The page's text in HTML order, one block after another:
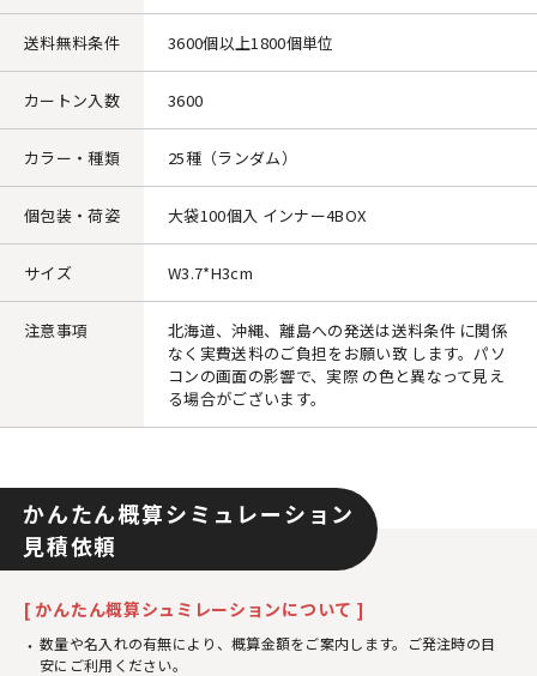
送料無料条件 3600個以上1800個単位
カートン入数 3600
カラー・種類 25種（ランダム）
個包装・荷姿 大袋100個入 インナー4BOX
サイズ W3.7*H3cm
注意事項
北海道、沖縄、離島への発送は送料条件 に関係
なく実費送料のご負担をお願い致 します。パソ
コンの画面の影響で、実際 の色と異なって見え
る場合がございます。
かんたん概算シミュレーション
見積依頼
[ かんたん概算シュミレーションについて ]
数量や名入れの有無により、概算金額をご案内します。ご発注時の目
安にご利用ください。